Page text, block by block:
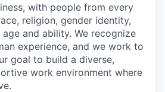
with people from every
religion, gender identity,
and ability. We recognize
experience, and we work to
goal to build a diverse,
work environment where